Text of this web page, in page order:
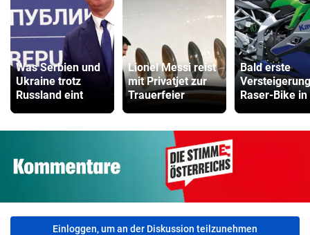
Was Serbien und
Ukraine trotz
Russland eint
Lionel Messi reist
mit Privatjet zur
Trauerfeier
Bald erste
Raser-Bike in
Einloggen, um an der Diskussion teilzunehmen